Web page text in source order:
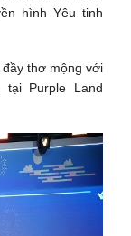
hình Yêu tinh
thơ mộng với
tại Purple Land